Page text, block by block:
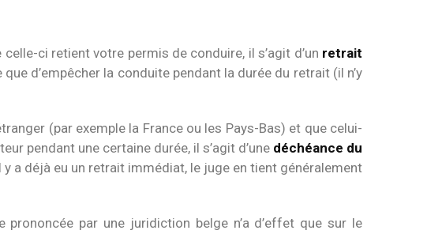
ci retient votre permis de conduire, il s’agit d’un retrait
que d’empêcher la conduite pendant la durée du retrait (il n’y
(par exemple la France ou les Pays-Bas) et que celui-
pendant une certaine durée, il s’agit d’une déchéance du
y a déjà eu un retrait immédiat, le juge en tient généralement
par une juridiction belge n’a d’effet que sur le